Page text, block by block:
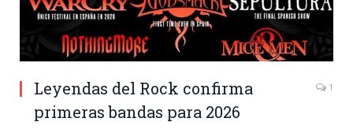
Leyendas del Rock confirma
primeras bandas para 2026
1